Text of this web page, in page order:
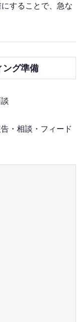
することで、急な
ング準備
・相談・フィード